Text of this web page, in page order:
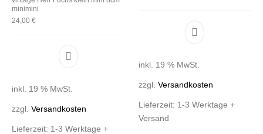
minimini
24,00€
inkl. 19 % MwSt.
zzgl.Versandkosten
Lieferzeit: 1-3 Werktage +
inkl. 19 % MwSt.
zzgl. Versandkosten
Lieferzeit: 1-3 Werktage +
Versand